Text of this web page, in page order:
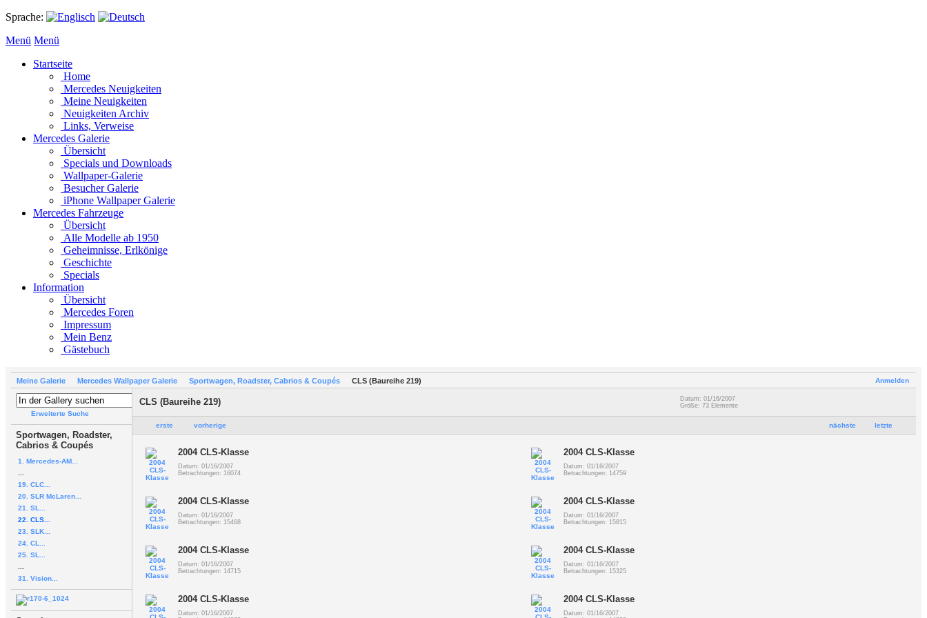
Sprache:
Menü Menü
Startseite
Home
Mercedes Neuigkeiten
Meine Neuigkeiten
Neuigkeiten Archiv
Links, Verweise
Mercedes Galerie
Übersicht
Specials und Downloads
Wallpaper-Galerie
Besucher Galerie
iPhone Wallpaper Galerie
Mercedes Fahrzeuge
Übersicht
Alle Modelle ab 1950
Geheimnisse, Erlkönige
Geschichte
Specials
Information
Übersicht
Mercedes Foren
Impressum
Mein Benz
Gästebuch
Anmelden
Meine Galerie Mercedes Wallpaper Galerie Sportwagen, Roadster, Cabrios & Coupés CLS (Baureihe 219)
Erweiterte Suche
Sportwagen, Roadster,
Cabrios & Coupés
1. Mercedes-AM...
19. CLC...
20. SLR McLaren...
21. SL...
22. CLS...
23. SLK...
24. CL...
25. SL...
31. Vision...
CLS (Baureihe 219)
Datum: 01/16/2007
Größe: 73 Elemente
nächste letzte
erste vorherige
2004 CLS-Klasse
Datum: 01/16/2007
Betrachtungen: 16074
2004 CLS-Klasse
Datum: 01/16/2007
Betrachtungen: 14759
2004 CLS-Klasse
Datum: 01/16/2007
Betrachtungen: 15468
2004 CLS-Klasse
Datum: 01/16/2007
Betrachtungen: 15815
2004 CLS-Klasse
Datum: 01/16/2007
Betrachtungen: 14715
2004 CLS-Klasse
Datum: 01/16/2007
Betrachtungen: 15325
2004 CLS-Klasse
Datum: 01/16/2007
2004 CLS-Klasse
Datum: 01/16/2007